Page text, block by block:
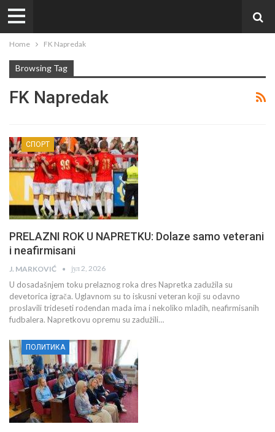
Home FK Napredak
Browsing Tag
FK Napredak
СПОРТ
PRELAZNI ROK U NAPRETKU: Dolaze samo veterani
i neafirmisani
J. MARKOVIĆ јул 2, 2026
U dosadašnjem toku prelaznog roka dres Napretka zadužila su
devetorica igrača. Uglavnom su to iskusni veteran koji su odavno
proslavili trideseti rođendan mada ima i nekoliko mlađih, neafirmisanih
fudbalera. Napretkovu opremu su zadužili…
ПОЛИТИКА